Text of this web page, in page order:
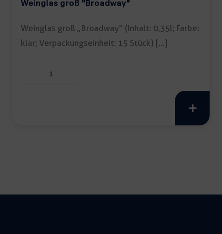
Weinglas groß "Broadway"
Weinglas groß „Broadway“ (Inhalt: 0,35l; Farbe:
klar; Verpackungseinheit: 15 Stück) […]